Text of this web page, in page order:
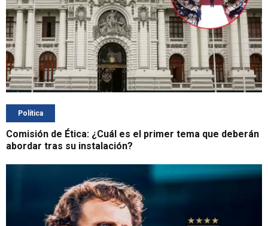
Política
Comisión de Ética: ¿Cuál es el primer tema que deberán
abordar tras su instalación?